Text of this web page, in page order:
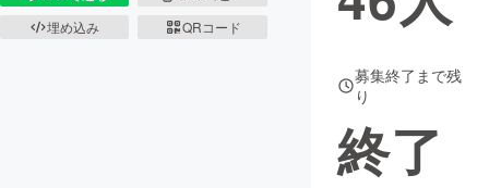
埋め込み
QRコード
募集終了まで残
り
終了